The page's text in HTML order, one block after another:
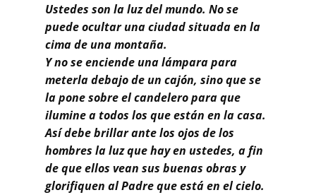
Ustedes son la luz del mundo. No se
puede ocultar una ciudad situada en la
cima de una montaña.
Y no se enciende una lámpara para
meterla debajo de un cajón, sino que se
la pone sobre el candelero para que
ilumine a todos los que están en la casa.
Así debe brillar ante los ojos de los
hombres la luz que hay en ustedes, a fin
de que ellos vean sus buenas obras y
glorifiquen al Padre que está en el cielo.